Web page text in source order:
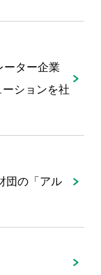
ター企業
ションを社
団の「アル